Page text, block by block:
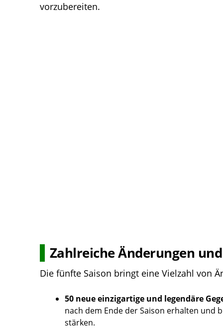
vorzubereiten.
Zahlreiche Änderungen
Die fünfte Saison bringt eine Vielzahl von
50 neue einzigartige und legendäre
nach dem Ende der Saison erhalten und
stärken.